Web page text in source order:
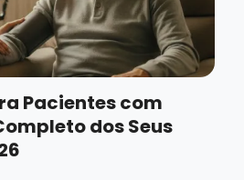
Pacientes com
dos Seus